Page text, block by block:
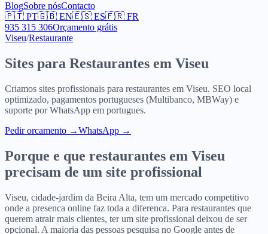
BlogSobre nósContacto
🇵🇹 PT🇬🇧 EN🇪🇸 ES🇫🇷 FR
935 315 306Orçamento grátis
Viseu/Restaurante
Sites para Restaurantes em Viseu
Criamos sites profissionais para restaurantes em Viseu. SEO local
optimizado, pagamentos portugueses (Multibanco, MBWay) e
suporte por WhatsApp em portugues.
Pedir orcamento →WhatsApp →
Porque e que restaurantes em Viseu
precisam de um site profissional
Viseu, cidade-jardim da Beira Alta, tem um mercado competitivo
onde a presenca online faz toda a diferenca. Para restaurantes que
querem atrair mais clientes, ter um site profissional deixou de ser
opcional. A maioria das pessoas pesquisa no Google antes de